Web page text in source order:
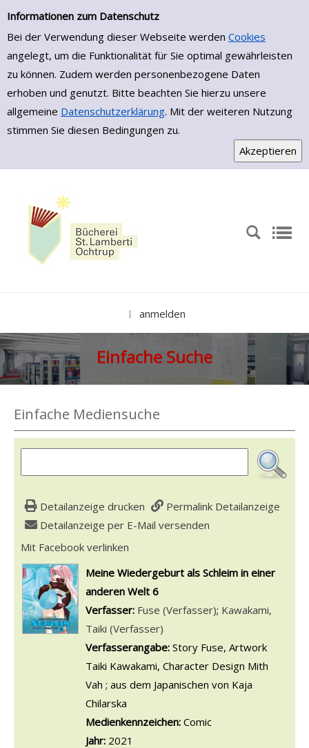
Einfache Suche
Informationen zum Datenschutz
Bei der Verwendung dieser Webseite werden Cookies
angelegt, um die Funktionalität für Sie optimal gewährleisten
zu können. Zudem werden personenbezogene Daten
erhoben und genutzt. Bitte beachten Sie hierzu unsere
allgemeine Datenschutzerklärung. Mit der weiteren Nutzung
stimmen Sie diesen Bedingungen zu.
Zur Detailanzeige springen
anmelden
Einfache Suche
Einfache Mediensuche
Detailanzeige drucken
Permalink Detailanzeige
Detailanzeige per E-Mail versenden
Mit Facebook verlinken
wird in neuem Tab geöffnet
Meine Wiedergeburt als Schleim in einer
anderen Welt 6
Verfasser: Suche nach diesem Verfasser
Fuse (Verfasser); Kawakami,
Taiki (Verfasser)
Verfasserangabe: Story Fuse, Artwork
Taiki Kawakami, Character Design Mith
Vah ; aus dem Japanischen von Kaja
Chilarska
Medienkennzeichen: Comic
Jahr: 2021